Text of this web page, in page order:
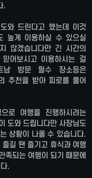
.
와 드린다고 했는데 이것
높게 이용하실 수 있으실
않겠습니다만 긴 시간의
어보시고 이용하시는 걸
남 방문 필수 장소등은
추천을 받아 피로를 풀어
로 여행을 진행하시려는
도와 드립니다만 사장님도
상황이 나올 수 있습니다.
길 땐 즐기고 휴식과 여행
족되는 여행이 되기 때문에
.